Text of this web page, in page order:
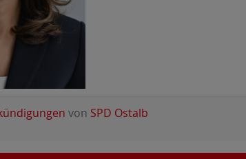
von SPD Ostalb